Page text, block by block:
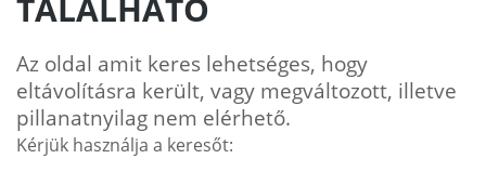
TALÁLHATÓ
Az oldal amit keres lehetséges, hogy
eltávolításra került, vagy megváltozott, illetve
pillanatnyilag nem elérhető.
Kérjük használja a keresőt: